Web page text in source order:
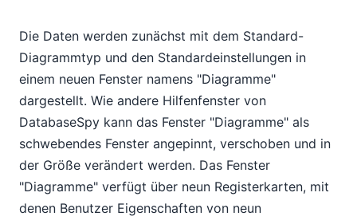
Die Daten werden zunächst mit dem Standard-
Diagrammtyp und den Standardeinstellungen in
einem neuen Fenster namens "Diagramme"
dargestellt. Wie andere Hilfenfenster von
DatabaseSpy kann das Fenster "Diagramme" als
schwebendes Fenster angepinnt, verschoben und in
der Größe verändert werden. Das Fenster
"Diagramme" verfügt über neun Registerkarten, mit
denen Benutzer Eigenschaften von neun